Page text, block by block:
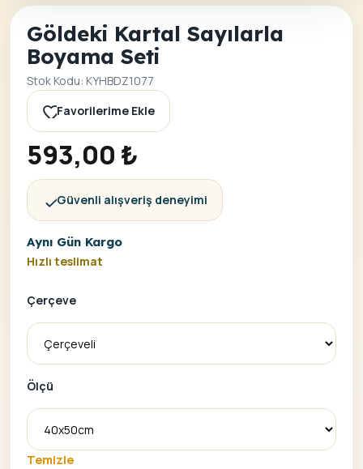
Göldeki Kartal Sayılarla
Boyama Seti
Stok Kodu: KYHBDZ1077
Favorilerime Ekle
593,00 ₺
Güvenli alışveriş deneyimi
Aynı Gün Kargo
Hızlı teslimat
Çerçeve
Ölçü
Temizle